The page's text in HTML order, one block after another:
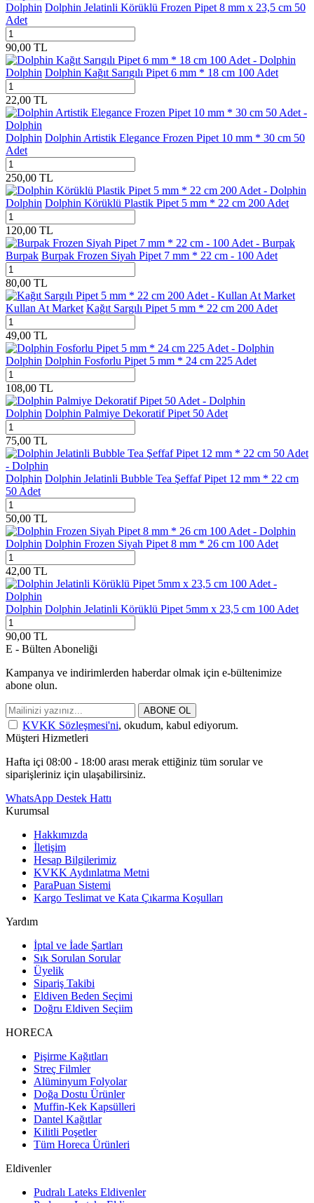
Dolphin Dolphin Jelatinli Körüklü Frozen Pipet 8 mm x 23,5 cm 50
Adet
90,00 TL
Dolphin Dolphin Kağıt Sarıgılı Pipet 6 mm * 18 cm 100 Adet
22,00 TL
Dolphin Dolphin Artistik Elegance Frozen Pipet 10 mm * 30 cm 50
Adet
250,00 TL
Dolphin Dolphin Körüklü Plastik Pipet 5 mm * 22 cm 200 Adet
120,00 TL
Burpak Burpak Frozen Siyah Pipet 7 mm * 22 cm - 100 Adet
80,00 TL
Kullan At Market Kağıt Sargılı Pipet 5 mm * 22 cm 200 Adet
49,00 TL
Dolphin Dolphin Fosforlu Pipet 5 mm * 24 cm 225 Adet
108,00 TL
Dolphin Dolphin Palmiye Dekoratif Pipet 50 Adet
75,00 TL
Dolphin Dolphin Jelatinli Bubble Tea Şeffaf Pipet 12 mm * 22 cm
50 Adet
50,00 TL
Dolphin Dolphin Frozen Siyah Pipet 8 mm * 26 cm 100 Adet
42,00 TL
Dolphin Dolphin Jelatinli Körüklü Pipet 5mm x 23,5 cm 100 Adet
90,00 TL
E - Bülten Aboneliği
Kampanya ve indirimlerden haberdar olmak için e-bültenimize
abone olun.
ABONE OL
KVKK Sözleşmesi'ni, okudum, kabul ediyorum.
Müşteri Hizmetleri
Hafta içi 08:00 - 18:00 arası merak ettiğiniz tüm sorular ve
siparişleriniz için ulaşabilirsiniz.
WhatsApp Destek Hattı
Kurumsal
Hakkımızda
İletişim
Hesap Bilgilerimiz
KVKK Aydınlatma Metni
ParaPuan Sistemi
Kargo Teslimat ve Kata Çıkarma Koşulları
Yardım
İptal ve İade Şartları
Sık Sorulan Sorular
Üyelik
Sipariş Takibi
Eldiven Beden Seçimi
Doğru Eldiven Seçiim
HORECA
Pişirme Kağıtları
Streç Filmler
Alüminyum Folyolar
Doğa Dostu Ürünler
Muffin-Kek Kapsülleri
Dantel Kağıtlar
Kilitli Poşetler
Tüm Horeca Ürünleri
Eldivenler
Pudralı Lateks Eldivenler